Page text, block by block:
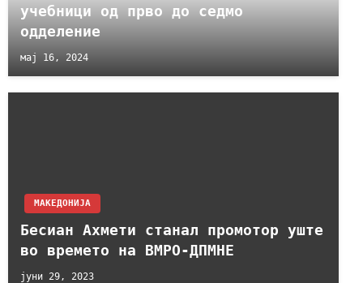
учебници од прво до седмо
одделение
мај 16, 2024
МАКЕДОНИЈА
Бесиан Ахмети станал промотор уште
во времето на ВМРО-ДПМНЕ
јуни 29, 2023